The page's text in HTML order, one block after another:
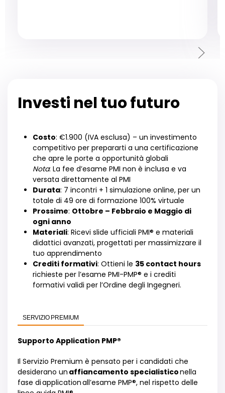
Investi nel tuo futuro
Costo: €1.900 (IVA esclusa) – un investimento
competitivo per prepararti a una certificazione
che apre le porte a opportunità globali
Nota: La fee d’esame PMI non è inclusa e va
versata direttamente al PMI
Durata: 7 incontri + 1 simulazione online, per un
totale di 49 ore di formazione 100% virtuale
Prossime: Ottobre – Febbraio e Maggio di
ogni anno
Materiali: Ricevi slide ufficiali PMI® e materiali
didattici avanzati, progettati per massimizzare il
tuo apprendimento
Crediti formativi: Ottieni le 35 contact hours
richieste per l’esame PMI-PMP® e i crediti
formativi validi per l’Ordine degli Ingegneri.
SERVIZIO PREMIUM
Supporto Application PMP®
Il Servizio Premium è pensato per i candidati che
desiderano un affiancamento specialisticonella
fase di application all’esame PMP®, nel rispetto delle